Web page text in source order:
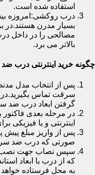
استفاده شده است.
درب روکشی:امروزه
بسیار مدرن هستند.در
مصالحی را در داخل
بالاتر می برد.
چگونه خرید اینترنتی درب
پس از انتخاب مدل
سرقت تماس
گرفتن ابعاد درب
در مرحله بعدی
اینترنتی و یا
پس از واریز مبلغ
صورتی که درب ضد
سپس نصاب جهت نصب
که از درب با ابعاد
به محل فرستاده